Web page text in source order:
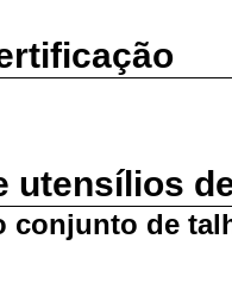
utensílios
conjunto de